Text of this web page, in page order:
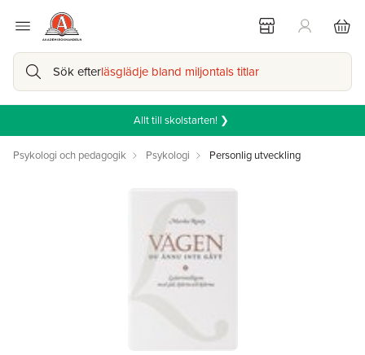
Sök efterläsglädje bland miljontals titlar
Allt till skolstarten! ❯
Psykologi och pedagogik Psykologi Personlig utveckling